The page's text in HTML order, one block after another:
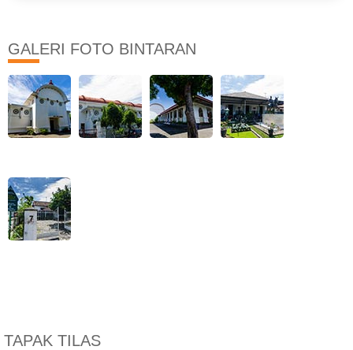
GALERI FOTO BINTARAN
TAPAK TILAS